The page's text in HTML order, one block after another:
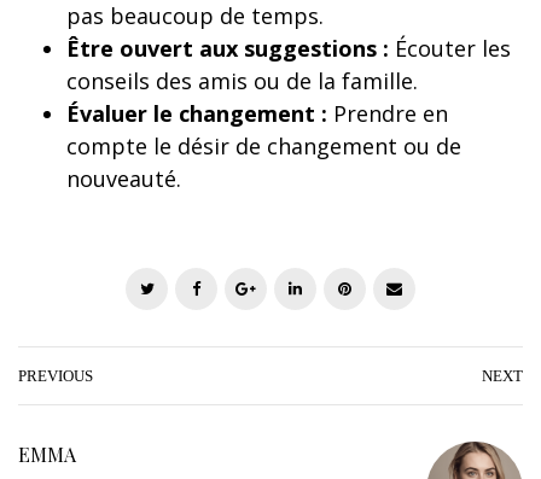
pas beaucoup de temps.
Être ouvert aux suggestions : Écouter les
conseils des amis ou de la famille.
Évaluer le changement : Prendre en
compte le désir de changement ou de
nouveauté.
i
t
c
b
o
l
n
e
n
e
a
l
PREVIOUS NEXT
EMMA